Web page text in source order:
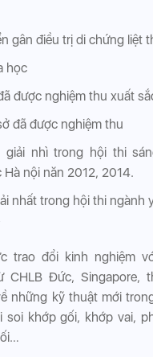
gân điều trị di chứng liệt
học
được nghiệm thu xuất
đã được nghiệm thu
nhì trong hội thi
nội năn 2012, 2014.
nhất trong hội thi ngành
trao đổi kinh nghiệm
CHLB Đức, Singapore,
những kỹ thuật mới
soi khớp gối, khớp vai,